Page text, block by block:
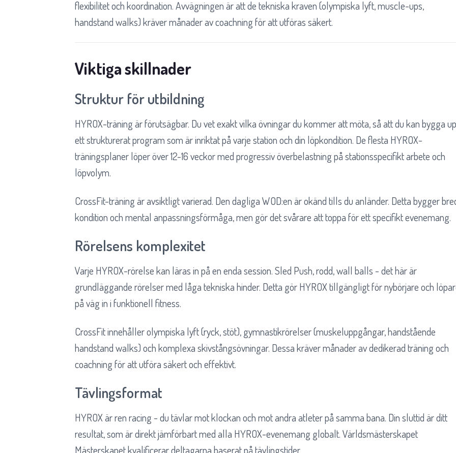
flexibilitet och koordination. Avvägningen är att de tekniska kraven (olympiska lyft, muscle-ups,
handstand walks) kräver månader av coachning för att utföras säkert.
Viktiga skillnader
Struktur för utbildning
HYROX-träning är förutsägbar. Du vet exakt vilka övningar du kommer att möta, så att du kan bygga
ett strukturerat program som är inriktat på varje station och din löpkondition. De flesta HYROX-
träningsplaner löper över 12-16 veckor med progressiv överbelastning på stationsspecifikt arbete och
löpvolym.
CrossFit-träning är avsiktligt varierad. Den dagliga WOD:en är okänd tills du anländer. Detta bygger
kondition och mental anpassningsförmåga, men gör det svårare att toppa för ett specifikt evenemang.
Rörelsens komplexitet
Varje HYROX-rörelse kan läras in på en enda session. Sled Push, rodd, wall balls - det här är
grundläggande rörelser med låga tekniska hinder. Detta gör HYROX tillgängligt för nybörjare och
på väg in i funktionell fitness.
CrossFit innehåller olympiska lyft (ryck, stöt), gymnastikrörelser (muskeluppgångar, handstående
handstand walks) och komplexa skivstångsövningar. Dessa kräver månader av dedikerad träning och
coachning för att utföra säkert och effektivt.
Tävlingsformat
HYROX är ren racing - du tävlar mot klockan och mot andra atleter på samma bana. Din sluttid är ditt
resultat, som är direkt jämförbart med alla HYROX-evenemang globalt. Världsmästerskapet
Mästerskapet kvalificerar deltagarna baserat på tävlingstider.